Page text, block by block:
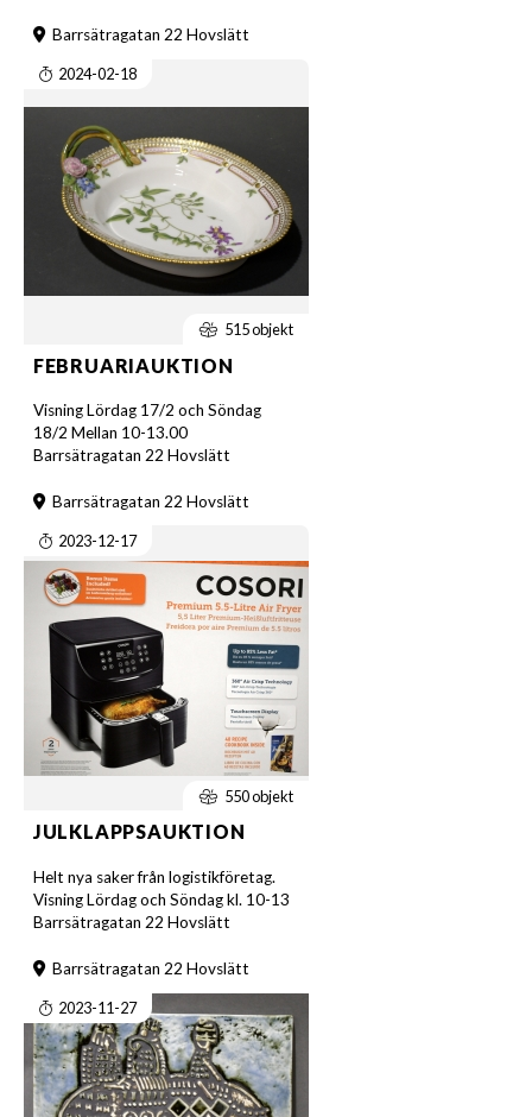
Barrsätragatan 22 Hovslätt
2024-02-18
515 objekt
FEBRUARIAUKTION
Visning Lördag 17/2 och Söndag
18/2 Mellan 10-13.00
Barrsätragatan 22 Hovslätt
Barrsätragatan 22 Hovslätt
2023-12-17
550 objekt
JULKLAPPSAUKTION
Helt nya saker från logistikföretag.
Visning Lördag och Söndag kl. 10-13
Barrsätragatan 22 Hovslätt
Barrsätragatan 22 Hovslätt
2023-11-27